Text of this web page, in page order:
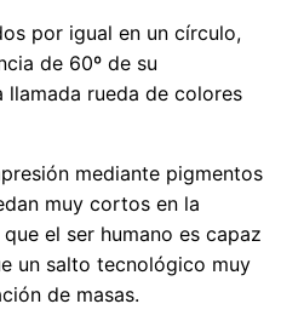
por igual en un círculo,
de 60º de su
rueda de colores
mediante pigmentos
muy cortos en la
el ser humano es capaz
un salto tecnológico muy
de masas.